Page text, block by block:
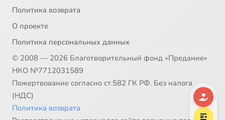
Политика возврата
О проекте
Политика персональных данных
© 2008 — 2026 Благотворительный фонд «Предание»
НКО №7712031589
Пожертвование согласно ст.582 ГК РФ. Без налога
(НДС)
Политика возврата